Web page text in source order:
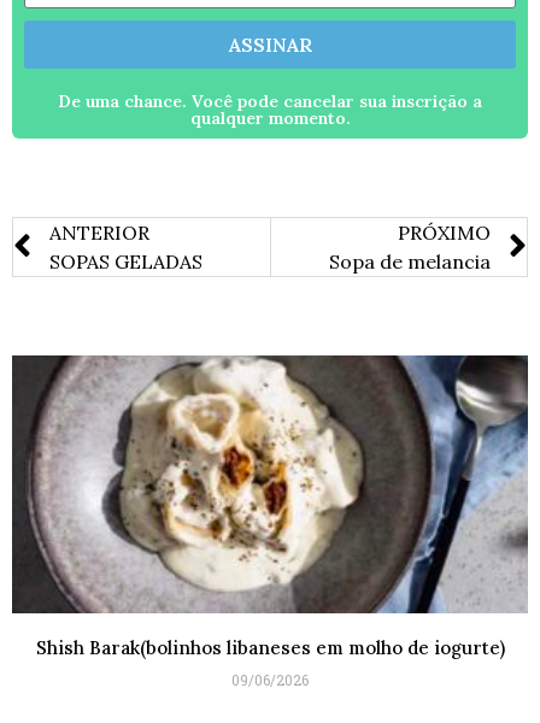
ASSINAR
De uma chance. Você pode cancelar sua inscrição a
qualquer momento.
ANTERIOR
SOPAS GELADAS
PRÓXIMO
Sopa de melancia
Shish Barak(bolinhos libaneses em molho de iogurte)
09/06/2026